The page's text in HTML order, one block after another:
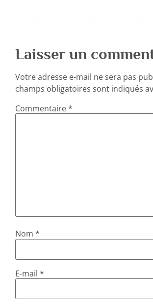
Laisser un
Votre adresse e-mail ne sera pas
champs obligatoires sont indiqués
Commentaire*
Nom*
E-mail*